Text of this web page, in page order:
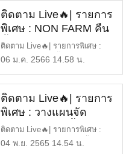
ติดตาม Live🔥| รายการ
พิเศษ : NON FARM คืน
นี้ พาทองไปต่อ หรือพอ
แค่นี้
ติดตาม Live🔥| รายการพิเศษ :
NON FARM คืนนี้ พาทองไปต่อ
06 ม.ค. 2566 14.58 น.
ติดตาม Live🔥| รายการ
พิเศษ : วางแผนจัด
กองทัพ เตรียมตั้งรับ
NON FARM
ติดตาม Live🔥| รายการพิเศษ :
วางแผนจัดกองทัพ เตรียมตั้งร […]
04 พ.ย. 2565 14.54 น.